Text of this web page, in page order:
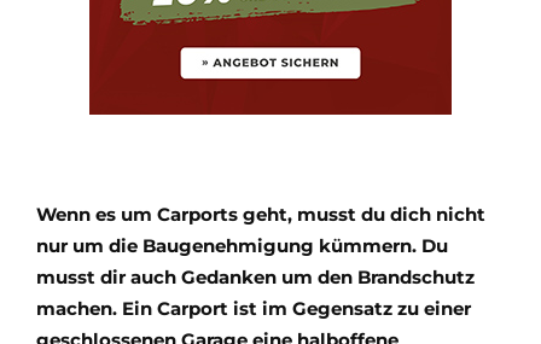
Wenn es um Carports geht, musst du dich nicht
nur um die Baugenehmigung kümmern. Du
musst dir auch Gedanken um den Brandschutz
machen. Ein Carport ist im Gegensatz zu einer